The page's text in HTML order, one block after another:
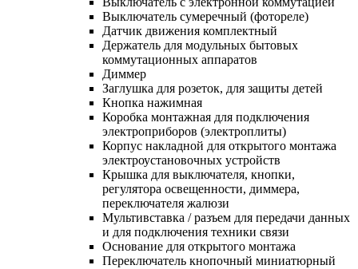
Выключатель сумеречный (фотореле)
Датчик движения комплектный
Держатель для модульных бытовых
коммутационных аппаратов
Диммер
Заглушка для розеток, для защиты детей
Кнопка нажимная
Коробка монтажная для подключения
электроприборов (электроплиты)
Корпус накладной для открытого монтажа
электроустановочных устройств
Крышка для выключателя, кнопки,
регулятора освещенности, диммера,
переключателя жалюзи
Мультивставка / разъем для передачи данных
и для подключения техники связи
Основание для открытого монтажа
Переключатель кнопочный миниатюрный